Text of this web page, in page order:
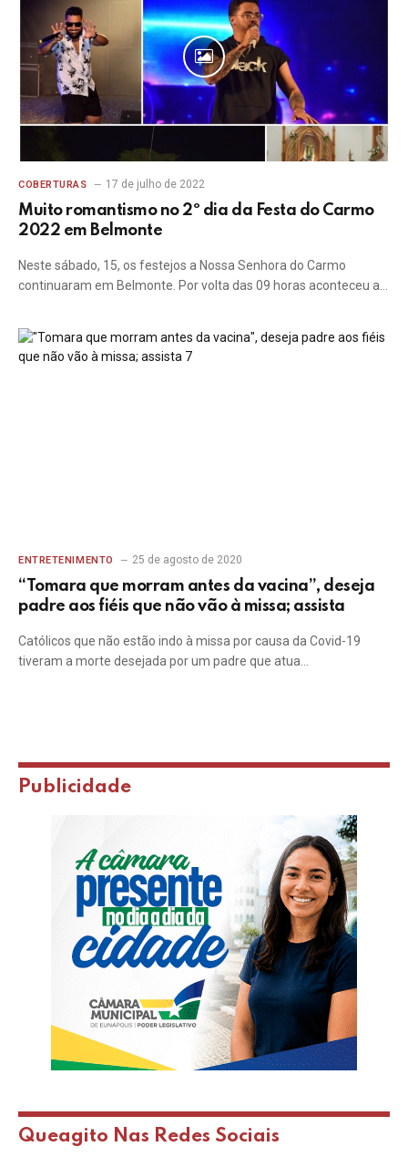
COBERTURAS 17 de julho de 2022
Muito romantismo no 2º dia da Festa do Carmo
2022 em Belmonte
Neste sábado, 15, os festejos a Nossa Senhora do Carmo
continuaram em Belmonte. Por volta das 09 horas aconteceu a…
ENTRETENIMENTO 25 de agosto de 2020
“Tomara que morram antes da vacina”, deseja
padre aos fiéis que não vão à missa; assista
Católicos que não estão indo à missa por causa da Covid-19
tiveram a morte desejada por um padre que atua…
Publicidade
Queagito Nas Redes Sociais